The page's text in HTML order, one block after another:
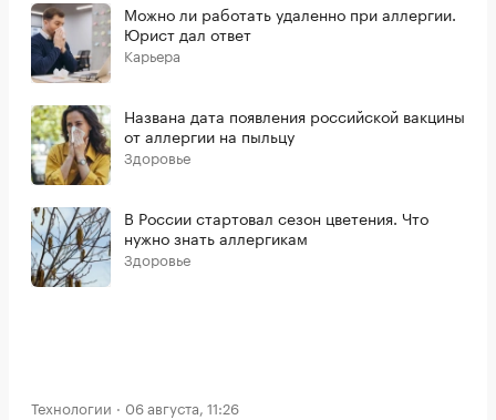
Можно ли работать удаленно при аллергии.
Юрист дал ответ
Карьера
Названа дата появления российской вакцины
от аллергии на пыльцу
Здоровье
В России стартовал сезон цветения. Что
нужно знать аллергикам
Здоровье
Технологии 06 августа, 11:26